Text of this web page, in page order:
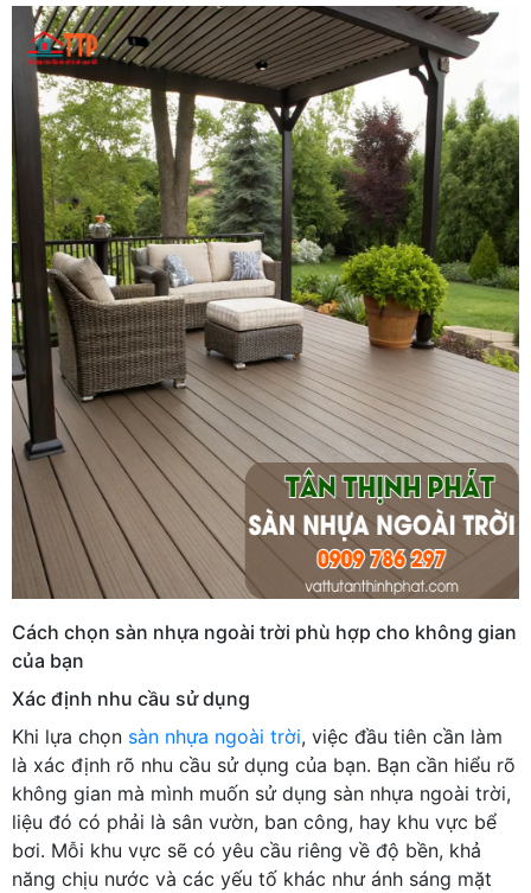
Cách chọn sàn nhựa ngoài trời phù hợp cho không gian
của bạn
Xác định nhu cầu sử dụng
Khi lựa chọn sàn nhựa ngoài trời, việc đầu tiên cần làm
là xác định rõ nhu cầu sử dụng của bạn. Bạn cần hiểu rõ
không gian mà mình muốn sử dụng sàn nhựa ngoài trời,
liệu đó có phải là sân vườn, ban công, hay khu vực bể
bơi. Mỗi khu vực sẽ có yêu cầu riêng về độ bền, khả
năng chịu nước và các yếu tố khác như ánh sáng mặt